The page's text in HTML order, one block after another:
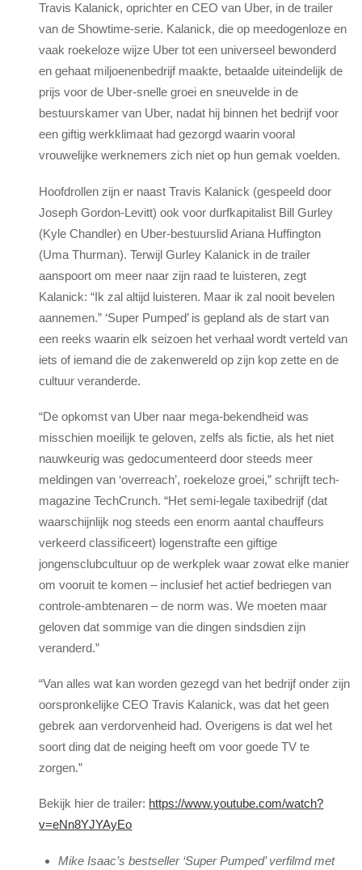
Travis Kalanick, oprichter en CEO van Uber, in de trailer
van de Showtime-serie. Kalanick, die op meedogenloze en
vaak roekeloze wijze Uber tot een universeel bewonderd
en gehaat miljoenenbedrijf maakte, betaalde uiteindelijk de
prijs voor de Uber-snelle groei en sneuvelde in de
bestuurskamer van Uber, nadat hij binnen het bedrijf voor
een giftig werkklimaat had gezorgd waarin vooral
vrouwelijke werknemers zich niet op hun gemak voelden.
Hoofdrollen zijn er naast Travis Kalanick (gespeeld door
Joseph Gordon-Levitt) ook voor durfkapitalist Bill Gurley
(Kyle Chandler) en Uber-bestuurslid Ariana Huffington
(Uma Thurman). Terwijl Gurley Kalanick in de trailer
aanspoort om meer naar zijn raad te luisteren, zegt
Kalanick: “Ik zal altijd luisteren. Maar ik zal nooit bevelen
aannemen.” ‘Super Pumped’ is gepland als de start van
een reeks waarin elk seizoen het verhaal wordt verteld van
iets of iemand die de zakenwereld op zijn kop zette en de
cultuur veranderde.
“De opkomst van Uber naar mega-bekendheid was
misschien moeilijk te geloven, zelfs als fictie, als het niet
nauwkeurig was gedocumenteerd door steeds meer
meldingen van ‘overreach’, roekeloze groei,” schrijft tech-
magazine TechCrunch. “Het semi-legale taxibedrijf (dat
waarschijnlijk nog steeds een enorm aantal chauffeurs
verkeerd classificeert) logenstrafte een giftige
jongensclubcultuur op de werkplek waar zowat elke manier
om vooruit te komen – inclusief het actief bedriegen van
controle-ambtenaren – de norm was. We moeten maar
geloven dat sommige van die dingen sindsdien zijn
veranderd.”
“Van alles wat kan worden gezegd van het bedrijf onder zijn
oorspronkelijke CEO Travis Kalanick, was dat het geen
gebrek aan verdorvenheid had. Overigens is dat wel het
soort ding dat de neiging heeft om voor goede TV te
zorgen.”
Bekijk hier de trailer: https://www.youtube.com/watch?
v=eNn8YJYAyEo
Mike Isaac’s bestseller ‘Super Pumped’ verfilmd met